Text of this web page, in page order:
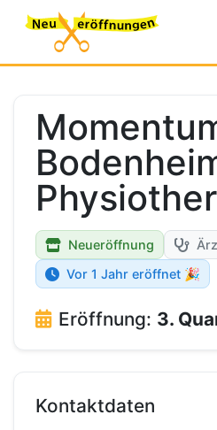
Neueröffnung
Vor 1 Jahr eröffnet 🎉
Eröffnung: 3.
Kontaktdaten